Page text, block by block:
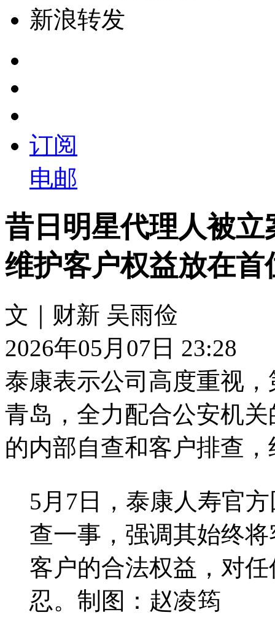
新浪转发
订阅
电邮
昔日明星代理人被
维护客户权益放在
文｜财新 吴雨俭
2026年05月07日 23:28
泰康表示公司高度重视
青岛，全力配合公安机
的内部自查和客户排查
5月7日，泰康人寿官
查一事，强调其始终
客户的合法权益，对
忍。制图：赵凌筠